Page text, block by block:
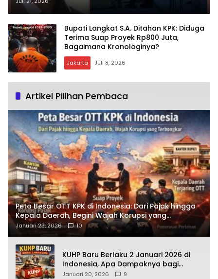
Bongkar Aliran Dananya?
Bupati Langkat S.A. Ditahan KPK: Diduga
Terima Suap Proyek Rp800 Juta,
Bagaimana Kronologinya?
Jakarta Juli 8, 2026
Artikel Pilihan Pembaca
Peta Besar OTT KPK di Indonesia: Dari Pajak hingga
Kepala Daerah, Begini Wajah Korupsi yang
Terbongkar
Januari 23, 2026 10
KUHP Baru Berlaku 2 Januari 2026 di
Indonesia, Apa Dampaknya bagi
Kehidupan Warga? Ini Aturan Kunci
Januari 20, 2026 9